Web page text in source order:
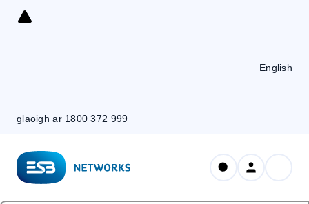
Skip
glaoigh ar 1800 372 999
English